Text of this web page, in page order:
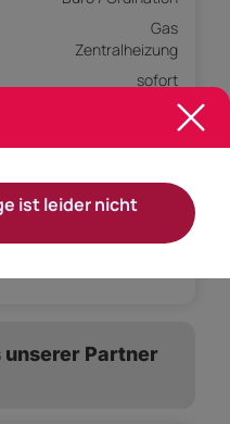
Gas
Zentralheizung
sofort
59 kwh/m²a
unserer Partner
ist leider nicht